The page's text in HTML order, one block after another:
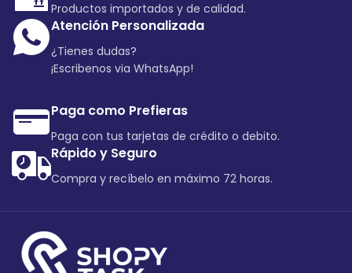
Productos importados y de calidad.
Atención Personalizada
¿Tienes dudas?
¡Escribenos via WhatsApp!
Paga como Prefieras
Paga con tus tarjetas de crédito o debito.
Rápido y Seguro
Compra y recíbelo en máximo 72 horas.